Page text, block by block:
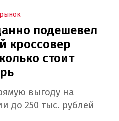
подешевел
кроссовер
стоит
выгоду на
до 250 тыс. рублей